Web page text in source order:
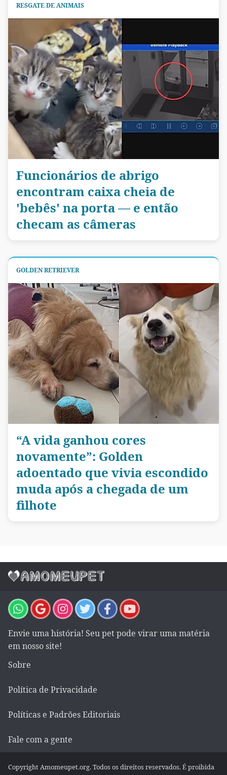
RESGATE DE ANIMAIS
Funcionários de abrigo
encontram caixa cheia de
'bebês' na porta — e então
checam as câmeras
GOLDEN RETRIEVER
“A vida ganhou cores
novamente”: Golden
adoentado que vivia escondido
muda após a chegada de um
filhote
Envie uma história! Seu pet pode virar uma matéria
em nosso site!
Sobre
Política de Privacidade
Políticas e Padrões Editoriais
Fale com a gente
Copyright Amomeupet.org. Todos os direitos reservados. É proibida